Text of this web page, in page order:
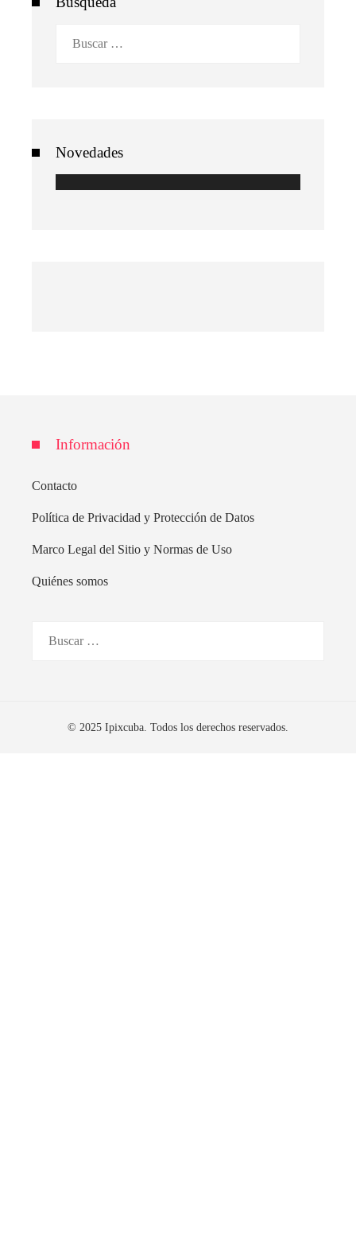
Novedades
Información
Contacto
Política de Privacidad y Protección de Datos
Marco Legal del Sitio y Normas de Uso
Quiénes somos
© 2025 Ipixcuba. Todos los derechos reservados.